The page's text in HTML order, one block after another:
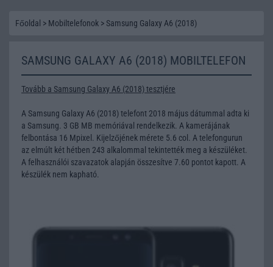
Főoldal > Mobiltelefonok > Samsung Galaxy A6 (2018)
SAMSUNG GALAXY A6 (2018) MOBILTELEFON
Tovább a Samsung Galaxy A6 (2018) tesztjére
A Samsung Galaxy A6 (2018) telefont 2018 május dátummal adta ki
a Samsung. 3 GB MB memóriával rendelkezik. A kamerájának
felbontása 16 Mpixel. Kijelzőjének mérete 5.6 col. A telefongurun
az elmúlt két hétben 243 alkalommal tekintették meg a készüléket.
A felhasználói szavazatok alapján összesítve 7.60 pontot kapott. A
készülék nem kapható.